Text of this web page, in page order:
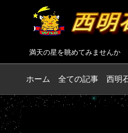
満天の星を眺めてみませんか
ホーム 全ての記事 西明